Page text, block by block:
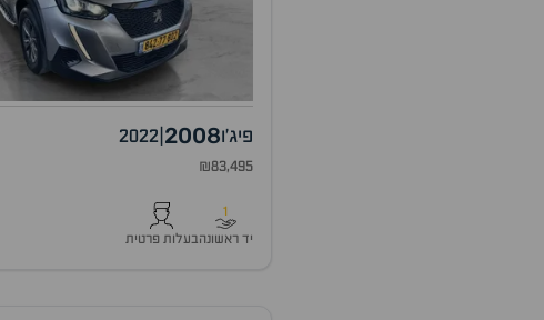
פיג'ו2008
|
2022
₪83,495
1
יד ראשונהבעלות פרטית